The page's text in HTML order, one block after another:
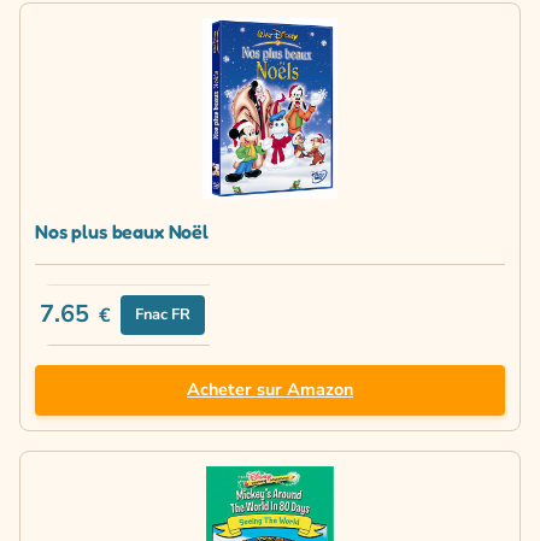
Nos plus beaux Noël
7.65 € Fnac FR
Acheter sur Amazon